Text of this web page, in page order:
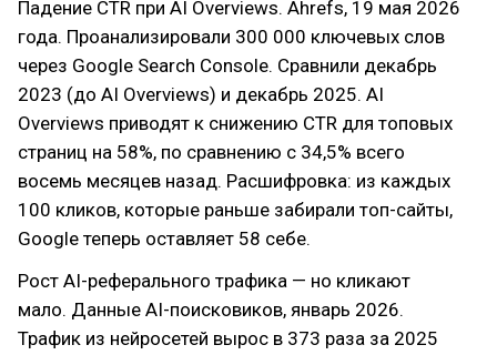
Падение CTR при AI Overviews. Ahrefs, 19 мая 2026
года. Проанализировали 300 000 ключевых слов
через Google Search Console. Сравнили декабрь
2023 (до AI Overviews) и декабрь 2025. AI
Overviews приводят к снижению CTR для топовых
страниц на 58%, по сравнению с 34,5% всего
восемь месяцев назад. Расшифровка: из каждых
100 кликов, которые раньше забирали топ-сайты,
Google теперь оставляет 58 себе.
Рост AI-реферального трафика — но кликают
мало. Данные AI-поисковиков, январь 2026.
Трафик из нейросетей вырос в 373 раза за 2025